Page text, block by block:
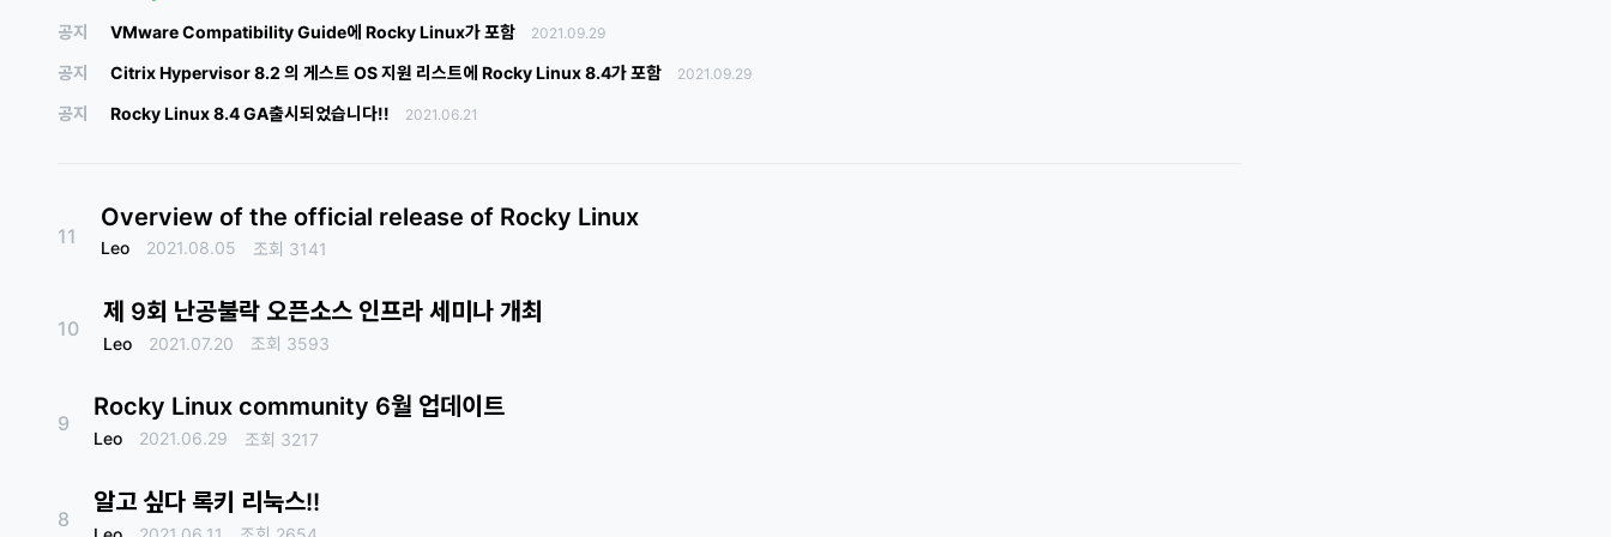
공지 VMware Compatibility Guide에 Rocky Linux가 포함 2021.09.29
공지 Citrix Hypervisor 8.2 의 게스트 OS 지원 리스트에 Rocky Linux 8.4가 포함 2021.09.29
공지 Rocky Linux 8.4 GA출시되었습니다!! 2021.06.21
11
Overview of the official release of Rocky Linux
Leo 2021.08.05 조회 3141
10
제 9회 난공불락 오픈소스 인프라 세미나 개최
Leo 2021.07.20 조회 3593
9
Rocky Linux community 6월 업데이트
Leo 2021.06.29 조회 3217
8
알고 싶다 록키 리눅스!!